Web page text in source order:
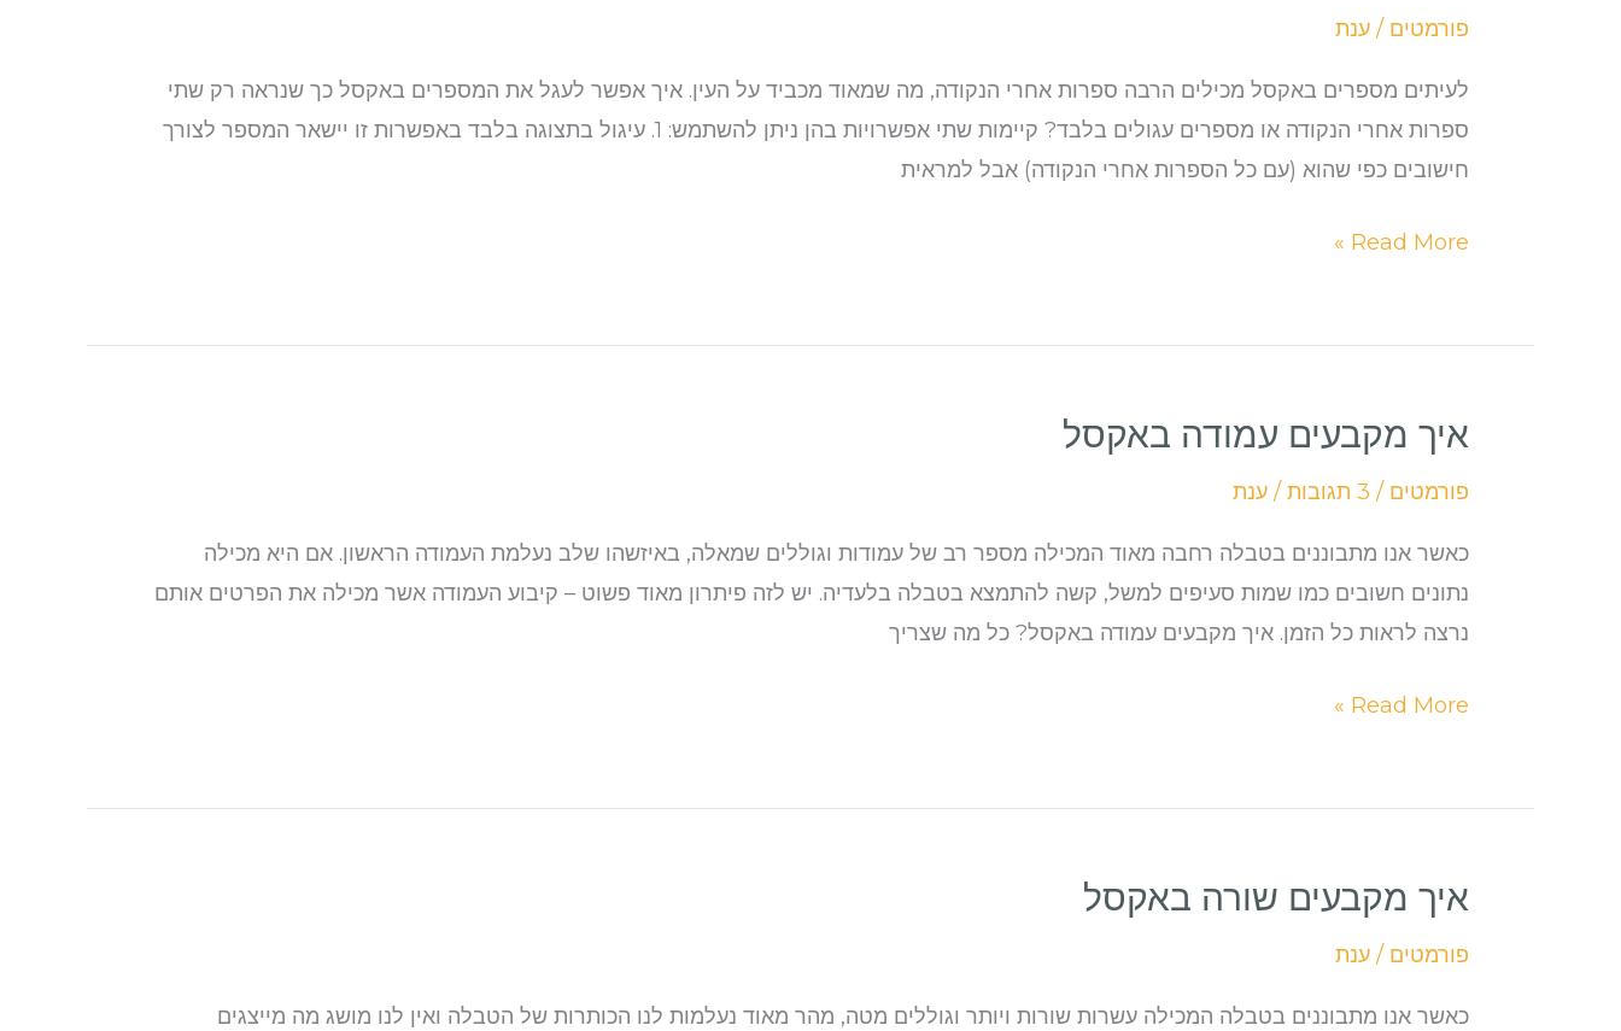
פורמטים / ענת
לעיתים מספרים באקסל מכילים הרבה ספרות אחרי הנקודה, מה שמאוד מכביד על העין. איך אפשר לעגל את המספרים באקסל כך שנראה רק שתי
ספרות אחרי הנקודה או מספרים עגולים בלבד? קיימות שתי אפשרויות בהן ניתן להשתמש: 1. עיגול בתצוגה בלבד באפשרות זו יישאר המספר לצורך
חישובים כפי שהוא (עם כל הספרות אחרי הנקודה) אבל למראית
באקסל
Read More »
איך מקבעים עמודה באקסל
פורמטים / 3 תגובות / ענת
כאשר אנו מתבוננים בטבלה רחבה מאוד המכילה מספר רב של עמודות וגוללים שמאלה, באיזשהו שלב נעלמת העמודה הראשון. אם היא מכילה
נתונים חשובים כמו שמות סעיפים למשל, קשה להתמצא בטבלה בלעדיה. יש לזה פיתרון מאוד פשוט – קיבוע העמודה אשר מכילה את הפרטים אותם
נרצה לראות כל הזמן. איך מקבעים עמודה באקסל? כל מה שצריך
איך
באקסל
Read More »
איך מקבעים שורה באקסל
פורמטים / ענת
כאשר אנו מתבוננים בטבלה המכילה עשרות שורות ויותר וגוללים מטה, מהר מאוד נעלמות לנו הכותרות של הטבלה ואין לנו מושג מה מייצגים
איך
באקסל